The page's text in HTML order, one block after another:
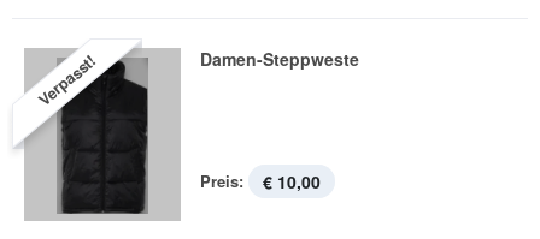
Verpasst! Damen-Steppweste
Preis: € 10,00